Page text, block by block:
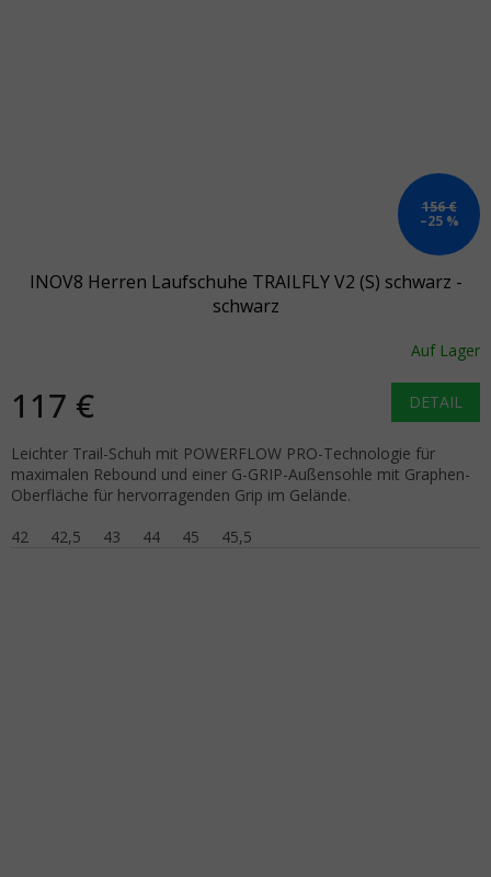
156 €
–25 %
INOV8 Herren Laufschuhe TRAILFLY V2 (S) schwarz -
schwarz
Auf Lager
117 € DETAIL
Leichter Trail-Schuh mit POWERFLOW PRO-Technologie für
maximalen Rebound und einer G-GRIP-Außensohle mit Graphen-
Oberfläche für hervorragenden Grip im Gelände.
42
42,5 43 44 45 45,5